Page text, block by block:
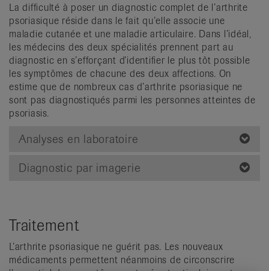
La difficulté à poser un diagnostic complet de l’arthrite
psoriasique réside dans le fait qu’elle associe une
maladie cutanée et une maladie articulaire. Dans l’idéal,
les médecins des deux spécialités prennent part au
diagnostic en s’efforçant d’identifier le plus tôt possible
les symptômes de chacune des deux affections. On
estime que de nombreux cas d’arthrite psoriasique ne
sont pas diagnostiqués parmi les personnes atteintes de
psoriasis.
Analyses en laboratoire
Diagnostic par imagerie
Traitement
L’arthrite psoriasique ne guérit pas. Les nouveaux
médicaments permettent néanmoins de circonscrire